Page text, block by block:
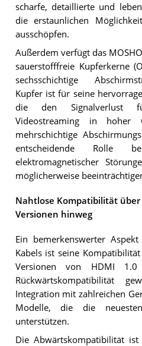
scharfe, detaillierte und
die erstaunlichen
ausschöpfen.
Außerdem verfügt das
sauerstofffreie Kupferkerne
sechsschichtige
Kupfer ist für seine
die den Signalverlust
Videostreaming in hoher
mehrschichtige
entscheidende Rolle
elektromagnetischer
möglicherweise
Nahtlose Kompatibilität über
Versionen hinweg
Ein bemerkenswerter
Kabels ist seine
Versionen von HDMI
Rückwärtskompatibilität
Integration mit zahlreichen
Modelle, die die
unterstützen.
Die Abwärtskompatibilität